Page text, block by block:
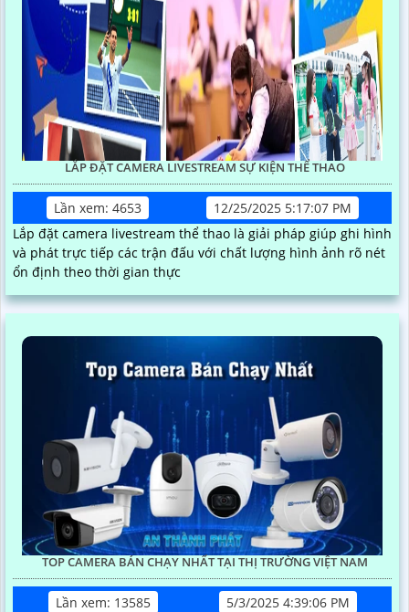
LẮP ĐẶT CAMERA LIVESTREAM SỰ KIỆN THỂ THAO
Lần xem: 4653
12/25/2025 5:17:07 PM
Lắp đặt camera livestream thể thao là giải pháp giúp ghi hình
và phát trực tiếp các trận đấu với chất lượng hình ảnh rõ nét
ổn định theo thời gian thực
TOP CAMERA BÁN CHẠY NHẤT TẠI THỊ TRƯỜNG VIỆT NAM
Lần xem: 13585
5/3/2025 4:39:06 PM